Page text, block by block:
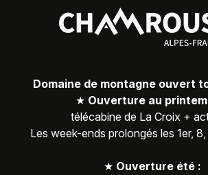
Domaine de montagne ouvert
★ Ouverture au
télécabine de La Croix +
Les week-ends prolongés les 1er,
★ Ouverture été :